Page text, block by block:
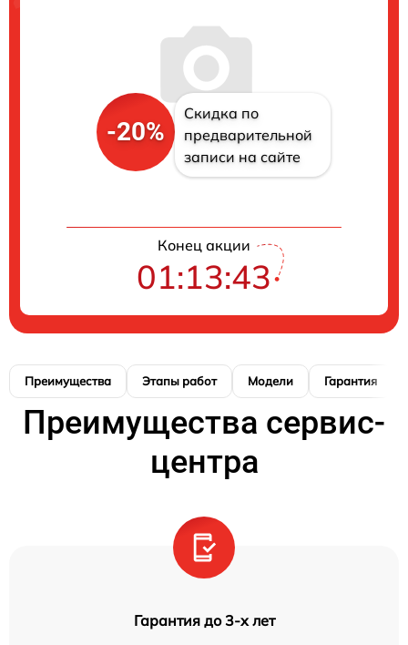
-20%
Скидка по
предварительной
записи на сайте
Конец акции
01:13:42
Преимущества Этапы работ Модели Гарантия
Преимущества сервис-
центра
Гарантия до 3-х лет